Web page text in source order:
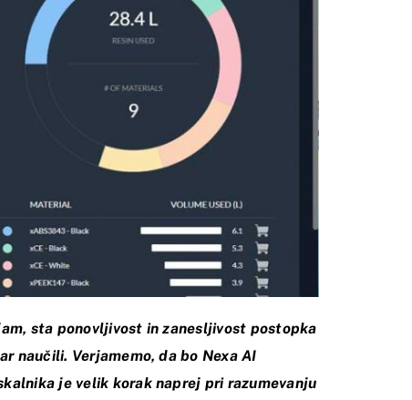
sta ponovljivost in zanesljivost postopka
naučili. Verjamemo, da bo Nexa AI
je velik korak naprej pri razumevanju